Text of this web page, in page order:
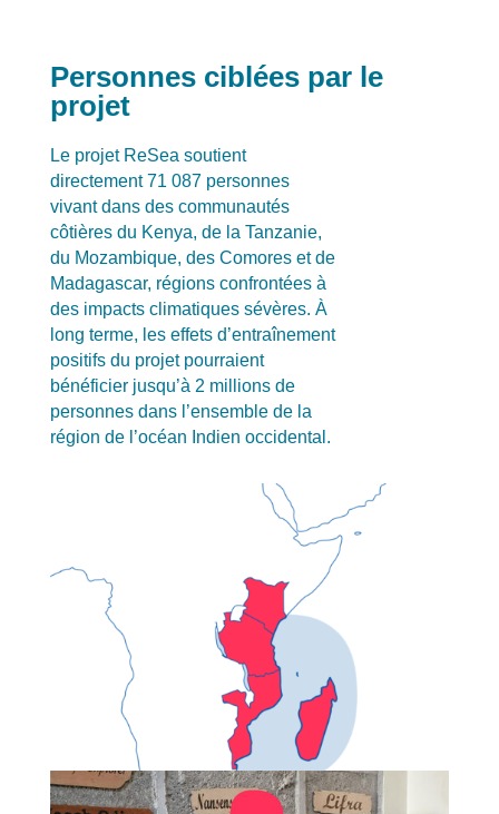
Personnes ciblées par le
projet
Le projet ReSea soutient
directement 71 087 personnes
vivant dans des communautés
côtières du Kenya, de la Tanzanie,
du Mozambique, des Comores et de
Madagascar, régions confrontées à
des impacts climatiques sévères. À
long terme, les effets d’entraînement
positifs du projet pourraient
bénéficier jusqu’à 2 millions de
personnes dans l’ensemble de la
région de l’océan Indien occidental.